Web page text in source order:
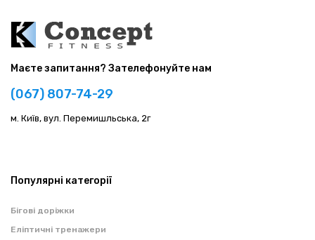
Маєте запитання? Зателефонуйте нам
(067) 807-74-29
м. Київ, вул. Перемишльська, 2г
Популярні категорії
Бігові доріжки
Еліптичні тренажери